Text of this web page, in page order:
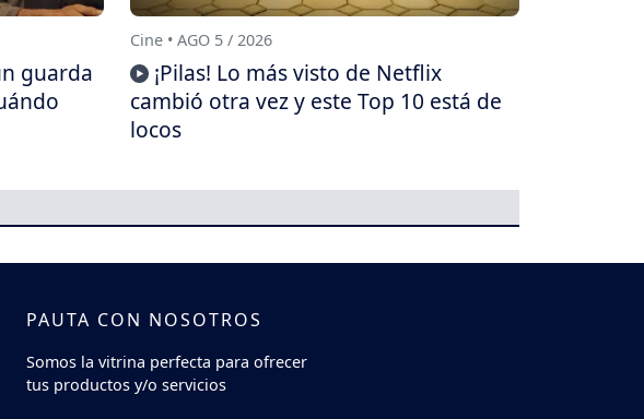
guarda
Cine • AGO 5 / 2026
¡Pilas! Lo más visto de Netflix
cambió otra vez y este Top 10 está de
locos
PAUTA CON NOSOTROS
Somos la vitrina perfecta para ofrecer
tus productos y/o servicios